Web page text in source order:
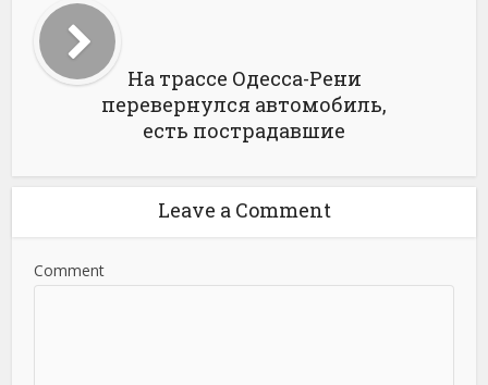
На трассе Одесса-Рени
перевернулся автомобиль,
есть пострадавшие
Leave a Comment
Comment